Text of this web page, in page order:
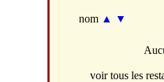
nom ▲ ▼
voir tous les